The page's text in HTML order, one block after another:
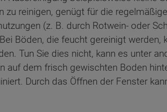
reinigen, genügt für die
(z. B. durch Rotwein- oder
Böden, die feucht gereinigt werden,
Tun Sie dies nicht, kann es unter
auf dem frisch gewischten Boden
Durch das Öffnen der Fenster